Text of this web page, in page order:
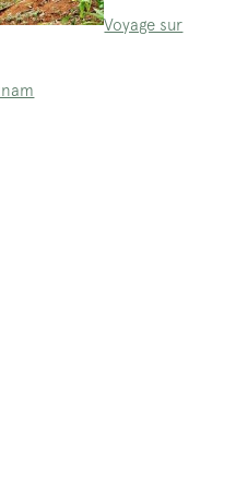
Voyage sur